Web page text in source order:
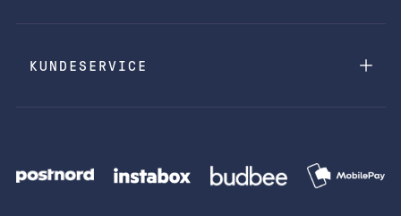
KUNDESERVICE